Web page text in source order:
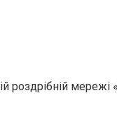
роздрібній